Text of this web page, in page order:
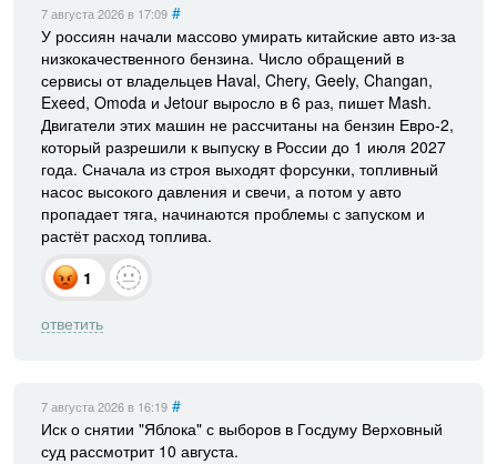
7 августа 2026 в 17:09 #
У россиян начали массово умирать китайские авто из-за
низкокачественного бензина. Число обращений в
сервисы от владельцев Haval, Chery, Geely, Changan,
Exeed, Omoda и Jetour выросло в 6 раз, пишет Mash.
Двигатели этих машин не рассчитаны на бензин Евро-2,
который разрешили к выпуску в России до 1 июля 2027
года. Сначала из строя выходят форсунки, топливный
насос высокого давления и свечи, а потом у авто
пропадает тяга, начинаются проблемы с запуском и
растёт расход топлива.
1
ответить
7 августа 2026 в 16:19 #
Иск о снятии "Яблока" с выборов в Госдуму Верховный
суд рассмотрит 10 августа.